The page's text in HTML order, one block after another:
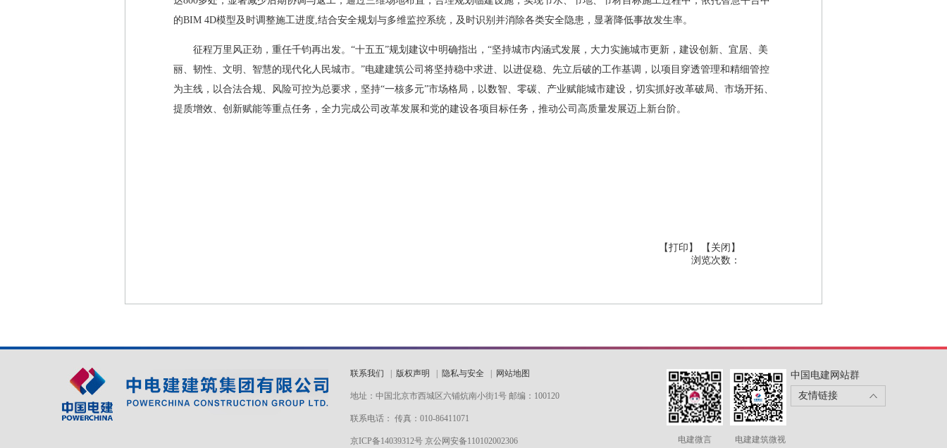
的BIM 4D模型及时调整施工进度,结合安全规划与多维监控系统，及时识别并消除各类安全隐患，显著降低事故发生率。
征程万里风正劲，重任千钧再出发。“十五五”规划建议中明确指出，“坚持城市内涵式发展，大力实施城市更新，建设创新、宜居、美
丽、韧性、文明、智慧的现代化人民城市。”电建建筑公司将坚持稳中求进、以进促稳、先立后破的工作基调，以项目穿透管理和精细管控
为主线，以合法合规、风险可控为总要求，坚持“一核多元”市场格局，以数智、零碳、产业赋能城市建设，切实抓好改革破局、市场开拓、
提质增效、创新赋能等重点任务，全力完成公司改革发展和党的建设各项目标任务，推动公司高质量发展迈上新台阶。
【打印】
【关闭】
浏览次数：
联系我们 版权声明 隐私与安全 网站地图
地址：中国北京市西城区六铺炕南小街1号 邮编：100120
联系电话： 传真：010-86411071
京ICP备14039312号 京公网安备110102002306
中国电建网站群
友情链接
电建微言 电建建筑微视